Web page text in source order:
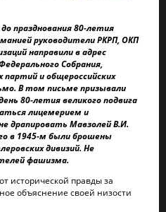
празднования 80-летия
руководители РКРП, ОКП
направили в адрес
Собрания,
и общероссийских
В том письме призывали
80-летия великого подвига
лицемерием и
драпировать Мавзолей В.И.
в 1945-м были брошены
дивизий. Не
фашизма.
исторической правды за
объяснение своей низости